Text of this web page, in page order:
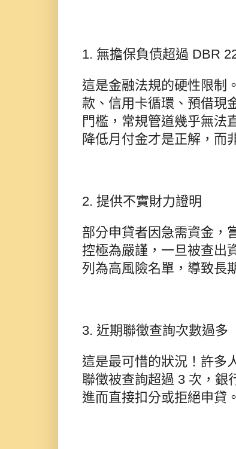
1. 無擔保負債超過 DBR
這是金融法規的硬性限制
款、信用卡循環、預借現
門檻，常規管道幾乎無法
降低月付金才是正解，而
2. 提供不實財力證明
部分申貸者因急需資金，
控極為嚴謹，一旦被查出
列為高風險名單，導致長
3. 近期聯徵查詢次數過多
這是最可惜的狀況！許多
聯徵被查詢超過 3 次，銀
進而直接扣分或拒絕申貸。